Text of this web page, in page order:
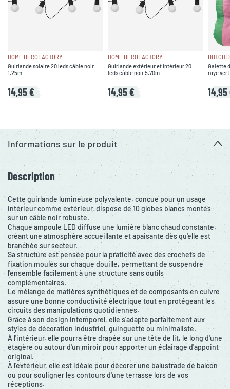
HOME DÉCO FACTORY
Guirlande solaire 20 leds câble noir
1.25m
14,95 €
HOME DÉCO FACTORY
Guirlande extérieur et intérieur 20
leds câble noir 5.70m
14,95 €
DUTCH
Galette
rayé
14,95
Informations sur le produit
Description
Cette guirlande lumineuse polyvalente, conçue pour un usage
intérieur comme extérieur, dispose de 10 globes blancs montés
sur un câble noir robuste.
Chaque ampoule LED diffuse une lumière blanc chaud constante,
créant une atmosphère accueillante et apaisante dès qu'elle est
branchée sur secteur.
Sa structure est pensée pour la praticité avec des crochets de
fixation moulés sur chaque douille, permettant de suspendre
l'ensemble facilement à une structure sans outils
complémentaires.
Le mélange de matières synthétiques et de composants en cuivre
assure une bonne conductivité électrique tout en protégeant les
circuits des manipulations quotidiennes.
Grâce à son design intemporel, elle s'adapte parfaitement aux
styles de décoration industriel, guinguette ou minimaliste.
À l'intérieur, elle pourra être drapée sur une tête de lit, le long d'une
étagère ou autour d'un miroir pour apporter un éclairage d'appoint
original.
À l'extérieur, elle est idéale pour décorer une balustrade de balcon
ou pour souligner les contours d'une terrasse lors de vos
réceptions.